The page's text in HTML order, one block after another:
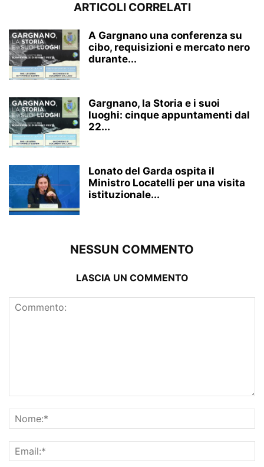
ARTICOLI CORRELATI
A Gargnano una conferenza su
cibo, requisizioni e mercato nero
durante...
Gargnano, la Storia e i suoi
luoghi: cinque appuntamenti dal
22...
Lonato del Garda ospita il
Ministro Locatelli per una visita
istituzionale...
NESSUN COMMENTO
LASCIA UN COMMENTO